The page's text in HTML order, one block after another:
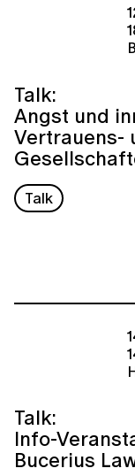
Talk:
Angst und
Vertrauens-
Talk
Talk:
Info-
Bucerius